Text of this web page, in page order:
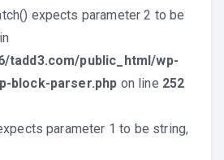
expects parameter 2 to be
tadd3.com/public_html/wp-
block-parser.php on line 252
parameter 1 to be string,